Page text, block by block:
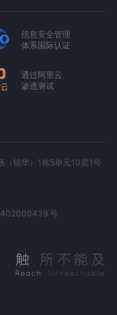
信息安全管理
体系国际认证
通过阿里云
渗透测试
（锦华）1栋5单元10层1号
号